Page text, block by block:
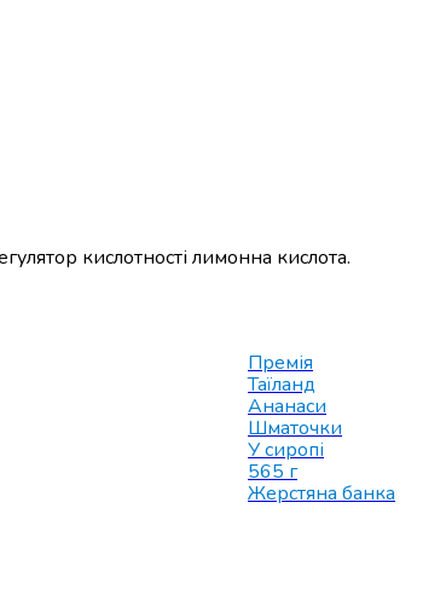
кислотності лимонна кислота.
Премія
Таїланд
Ананаси
Шматочки
У сиропі
565 г
Жерстяна банка